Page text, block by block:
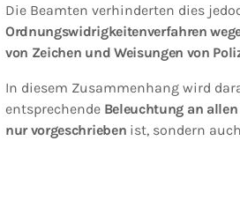
Die Beamten verhinderten dies
Ordnungswidrigkeitenverfahren
von Zeichen und Weisungen von
In diesem Zusammenhang wird
entsprechende Beleuchtung an
nur vorgeschrieben ist, sondern